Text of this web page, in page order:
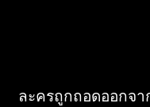
ละครถูกถอดออกจ